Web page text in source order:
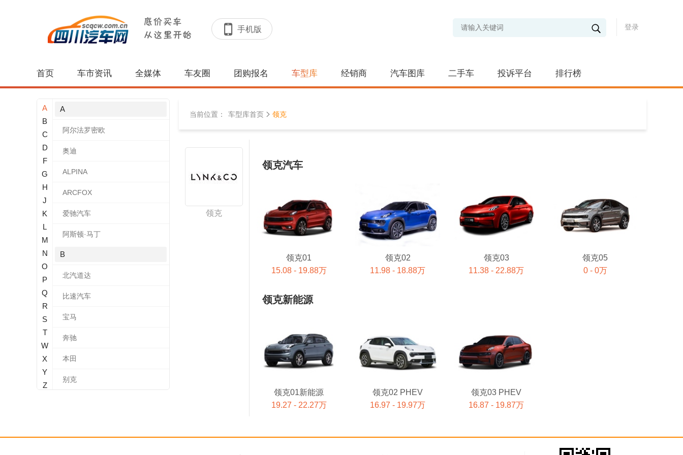
手机版 登录
首页 车市资讯 全媒体 车友圈 团购报名 车型库 经销商 汽车图库 二手车 投诉平台 排行榜
A
B
C
D
F
G
H
J
K
L
M
N
O
P
Q
R
S
T
W
X
Y
Z
A
阿尔法罗密欧
奥迪
ALPINA
ARCFOX
爱驰汽车
阿斯顿·马丁
B
北汽道达
比速汽车
宝马
奔驰
本田
别克
当前位置： 车型库首页 领克
领克
领克汽车
领克01
15.08 - 19.88万
领克02
11.98 - 18.88万
领克03
11.38 - 22.88万
领克05
0 - 0万
领克新能源
领克01新能源
19.27 - 22.27万
领克02 PHEV
16.97 - 19.97万
领克03 PHEV
16.87 - 19.87万